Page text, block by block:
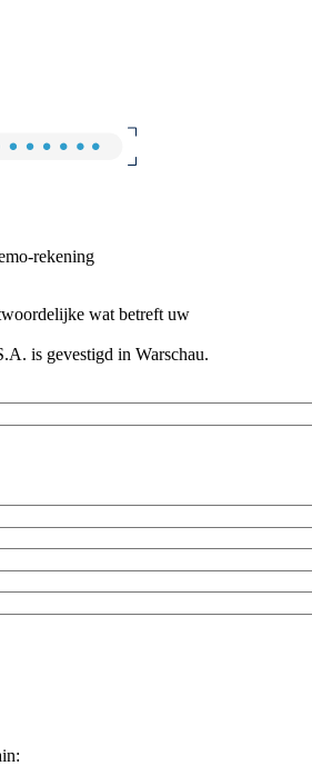
rekening
wat betreft uw
is gevestigd in Warschau.